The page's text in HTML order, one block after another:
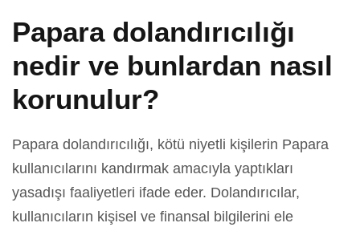
Papara dolandırıcılığı
nedir ve bunlardan nasıl
korunulur?
Papara dolandırıcılığı, kötü niyetli kişilerin Papara
kullanıcılarını kandırmak amacıyla yaptıkları
yasadışı faaliyetleri ifade eder. Dolandırıcılar,
kullanıcıların kişisel ve finansal bilgilerini ele